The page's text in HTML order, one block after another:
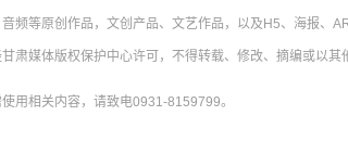
频等原创作品，文创产品、文艺作品，以及H5、海报、
肃媒体版权保护中心许可，不得转载、修改、摘编或以其
用相关内容，请致电0931-8159799。